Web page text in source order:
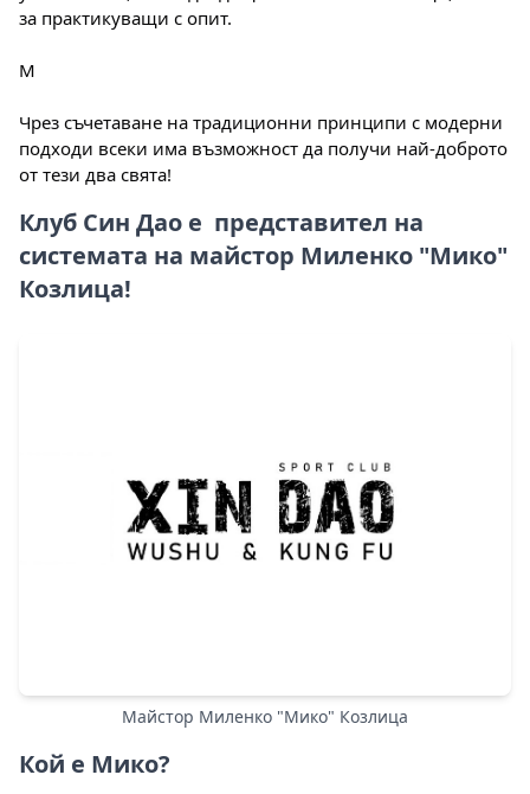
за практикуващи с опит.
М
Чрез съчетаване на традиционни принципи с модерни
подходи всеки има възможност да получи най-доброто
от тези два свята!
Клуб Син Дао е представител на
системата на майстор Миленко "Мико"
Козлица!
Майстор Миленко "Мико" Козлица
Кой е Мико?